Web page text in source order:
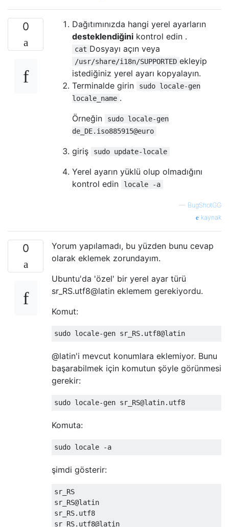
0
Dağıtımınızda hangi yerel ayarların
desteklendiğini kontrol edin .
cat Dosyayı açın veya
/usr/share/i18n/SUPPORTED ekleyip
istediğiniz yerel ayarı kopyalayın.
Terminalde girin
sudo locale-gen
locale_name .
Örneğin
sudo locale-gen
de_DE.iso885915@euro
giriş sudo update-locale
Yerel ayarın yüklü olup olmadığını
kontrol edin
locale -a
— BugShotGG
kaynak
0
Yorum yapılamadı, bu yüzden bunu cevap
olarak eklemek zorundayım.
Ubuntu'da 'özel' bir yerel ayar türü
sr_RS.utf8@latin eklemem gerekiyordu.
Komut:
@latin'i mevcut konumlara eklemiyor. Bunu
başarabilmek için komutun şöyle görünmesi
gerekir:
Komuta:
şimdi gösterir:
sr_RS
sr_RS@latin
sr_RS.utf8